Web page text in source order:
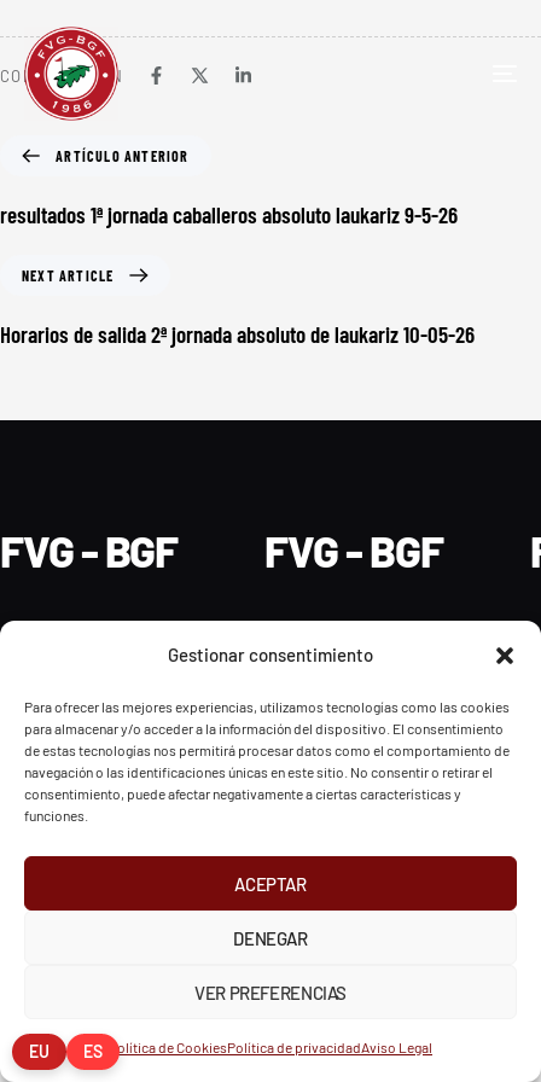
Gestionar consentimiento
Para ofrecer las mejores experiencias, utilizamos tecnologías como las cookies
para almacenar y/o acceder a la información del dispositivo. El consentimiento
de estas tecnologías nos permitirá procesar datos como el comportamiento de
navegación o las identificaciones únicas en este sitio. No consentir o retirar el
consentimiento, puede afectar negativamente a ciertas características y
funciones.
ACEPTAR
DENEGAR
VER PREFERENCIAS
Política de CookiesPolítica de privacidadAviso Legal
COMPARTIR EN
ARTÍCULO ANTERIOR
resultados 1ª jornada caballeros absoluto laukariz 9-5-26
NEXT ARTICLE
Horarios de salida 2ª jornada absoluto de laukariz 10-05-26
FVG - BGF FVG - BGF
2026 Federación Vizcaína de Golf
Política de Privacidad Aviso Legal
Cookies
INSTAGRAM X FACEBOOK
EU ES